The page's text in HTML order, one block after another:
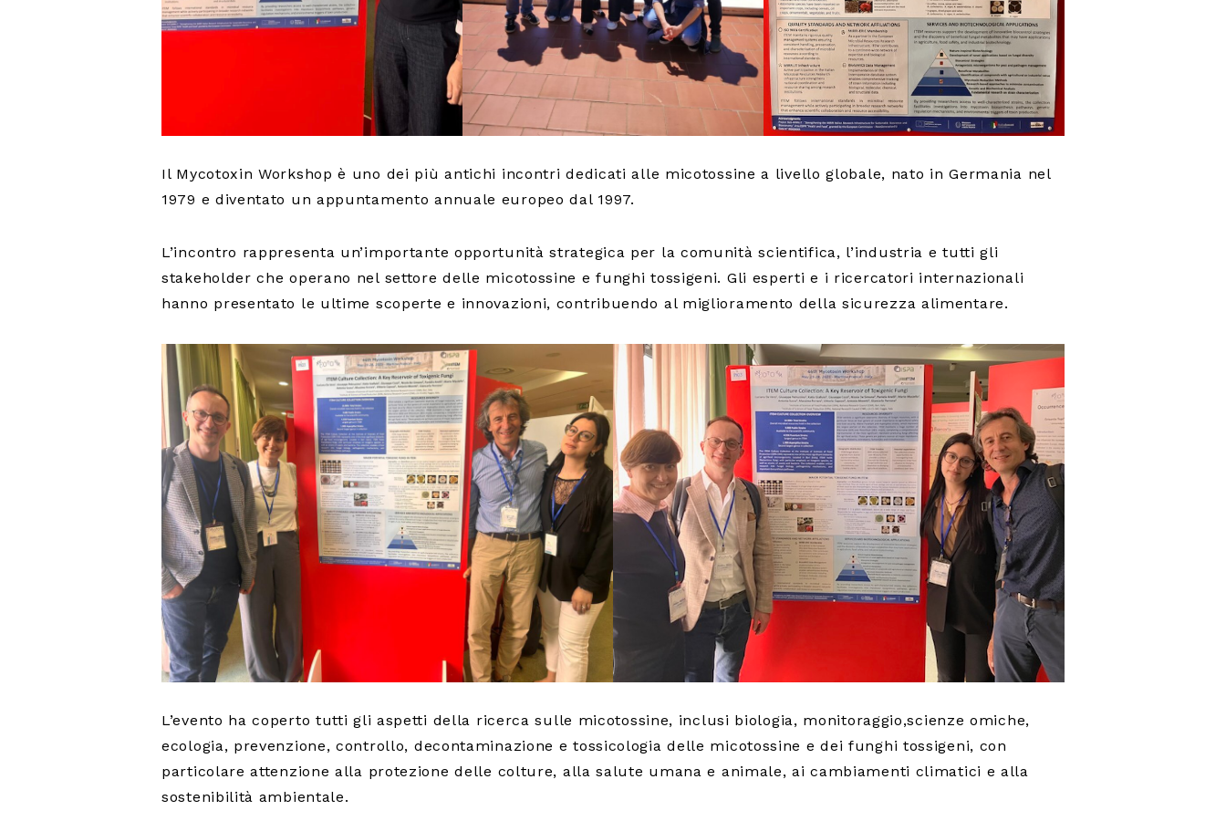
Il Mycotoxin Workshop è uno dei più antichi incontri dedicati alle micotossine a livello globale, nato in Germania nel
1979 e diventato un appuntamento annuale europeo dal 1997.
L’incontro rappresenta un’importante opportunità strategica per la comunità scientifica, l’industria e tutti gli
stakeholder che operano nel settore delle micotossine e funghi tossigeni. Gli esperti e i ricercatori internazionali
hanno presentato le ultime scoperte e innovazioni, contribuendo al miglioramento della sicurezza alimentare.
L’evento ha coperto tutti gli aspetti della ricerca sulle micotossine, inclusi biologia, monitoraggio,scienze omiche,
ecologia, prevenzione, controllo, decontaminazione e tossicologia delle micotossine e dei funghi tossigeni, con
particolare attenzione alla protezione delle colture, alla salute umana e animale, ai cambiamenti climatici e alla
sostenibilità ambientale.